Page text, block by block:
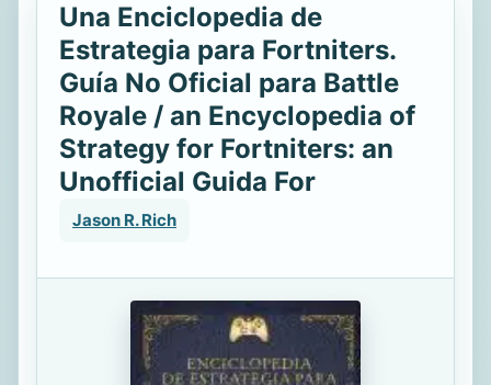
Una Enciclopedia de
Estrategia para Fortniters.
Guía No Oficial para Battle
Royale / an Encyclopedia of
Strategy for Fortniters: an
Unofficial Guida For
Jason R. Rich